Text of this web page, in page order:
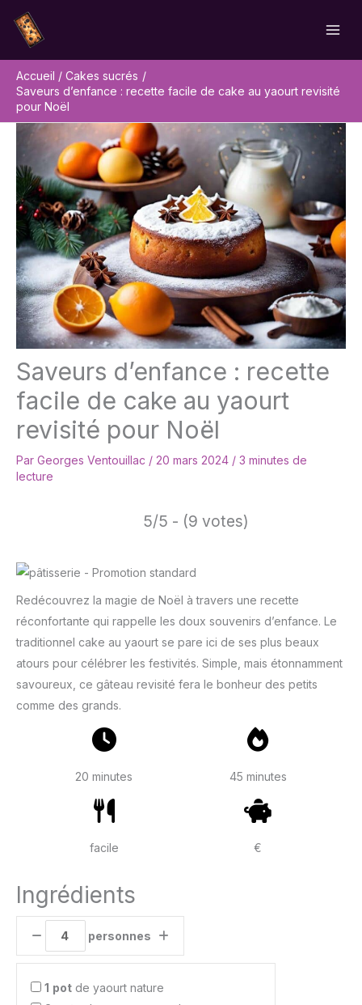
contenu
Accueil
Cakes sucrés
Saveurs d’enfance : recette facile de cake au yaourt revisité
pour Noël
Saveurs d’enfance : recette
facile de cake au yaourt
revisité pour Noël
Par Georges Ventouillac / 20 mars 2024 / 3 minutes de
lecture
5/5 - (9 votes)
Redécouvrez la magie de Noël à travers une recette
réconfortante qui rappelle les doux souvenirs d’enfance. Le
traditionnel cake au yaourt se pare ici de ses plus beaux
atours pour célébrer les festivités. Simple, mais étonnamment
savoureux, ce gâteau revisité fera le bonheur des petits
comme des grands.
20 minutes 45 minutes
facile €
Ingrédients
personnes
1 pot de yaourt nature
Rechercher